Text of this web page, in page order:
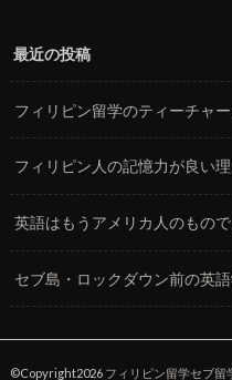
最近の投稿
フィリピン留学のティーチャ
フィリピン人の記憶力が良い
英語はもうアメリカ人のもので
セブ島・ロックダウン前の英
©Copyright2026 フィリピン留学セブ留